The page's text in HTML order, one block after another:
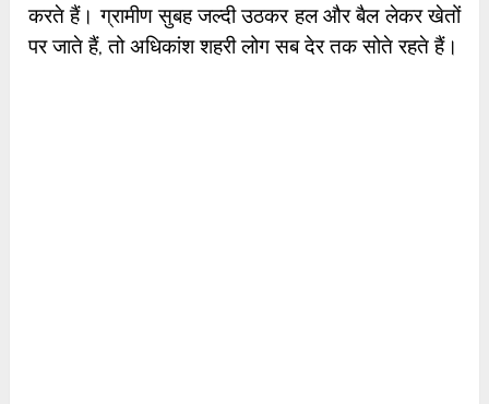
करते हैं। ग्रामीण सुबह जल्दी उठकर हल और बैल लेकर खेतों
पर जाते हैं, तो अधिकांश शहरी लोग सब देर तक सोते रहते हैं।